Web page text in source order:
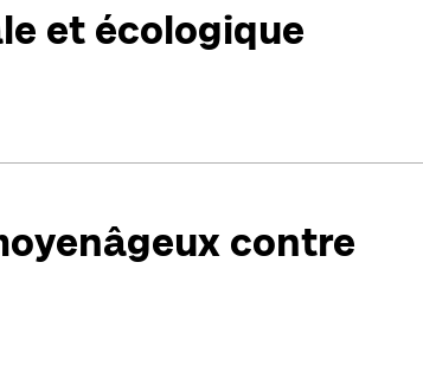
et écologique
contre